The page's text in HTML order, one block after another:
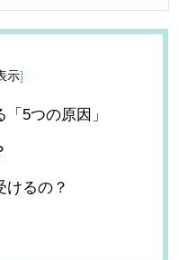
示]
5つの原因」
けるの？